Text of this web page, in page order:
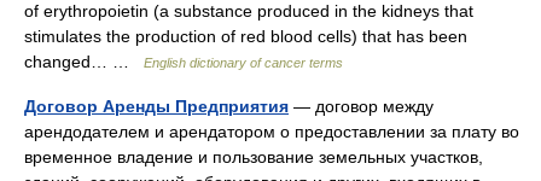
of erythropoietin (a substance produced in the kidneys that
stimulates the production of red blood cells) that has been
changed… …
English dictionary of cancer terms
Договор Аренды Предприятия — договор между
арендодателем и арендатором о предоставлении за плату во
временное владение и пользование земельных участков,